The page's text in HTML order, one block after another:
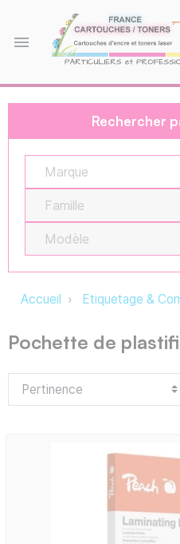
menu
Rechercher
Marque
Famille
Modèle
Accueil Etiquetage &
Pochette de